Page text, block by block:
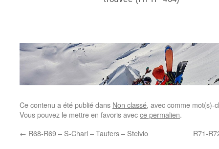
Ce contenu a été publié dans Non classé, avec comme mot(s)-
Vous pouvez le mettre en favoris avecce permalien.
← R68-R69 – S-Charl – Taufers – Stelvio R71-